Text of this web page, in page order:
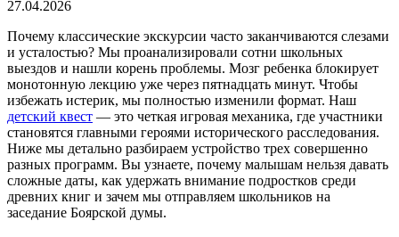
27.04.2026
Почему классические экскурсии часто заканчиваются слезами
и усталостью? Мы проанализировали сотни школьных
выездов и нашли корень проблемы. Мозг ребенка блокирует
монотонную лекцию уже через пятнадцать минут. Чтобы
избежать истерик, мы полностью изменили формат. Наш
детский квест — это четкая игровая механика, где участники
становятся главными героями исторического расследования.
Ниже мы детально разбираем устройство трех совершенно
разных программ. Вы узнаете, почему малышам нельзя давать
сложные даты, как удержать внимание подростков среди
древних книг и зачем мы отправляем школьников на
заседание Боярской думы.